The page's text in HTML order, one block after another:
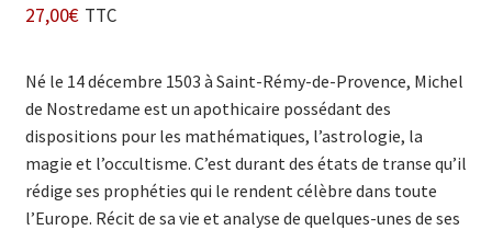
27,00€ TTC
Né le 14 décembre 1503 à Saint-Rémy-de-Provence, Michel
de Nostredame est un apothicaire possédant des
dispositions pour les mathématiques, l’astrologie, la
magie et l’occultisme. C’est durant des états de transe qu’il
rédige ses prophéties qui le rendent célèbre dans toute
l’Europe. Récit de sa vie et analyse de quelques-unes de ses